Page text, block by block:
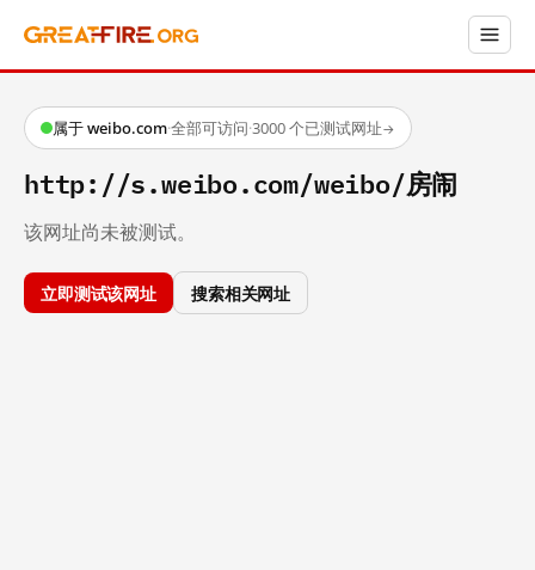
属于 weibo.com·全部可访问·3000 个已测试网址→
http://s.weibo.com/weibo/房闹
该网址尚未被测试。
立即测试该网址 搜索相关网址